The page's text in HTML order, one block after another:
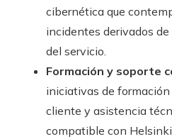
cibernética que
incidentes derivados
del servicio.
Formación y soporte
iniciativas de
cliente y asistencia
compatible con